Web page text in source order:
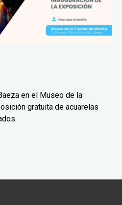
en el Museo de la
gratuita de acuarelas